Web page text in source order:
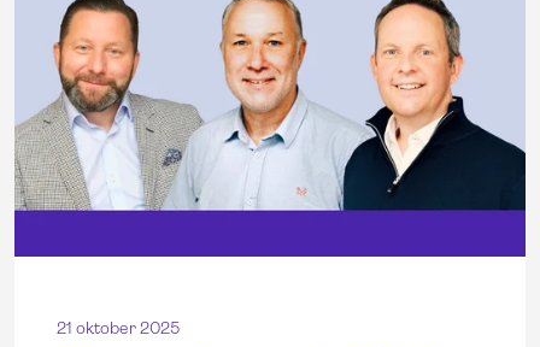
21 oktober 2025